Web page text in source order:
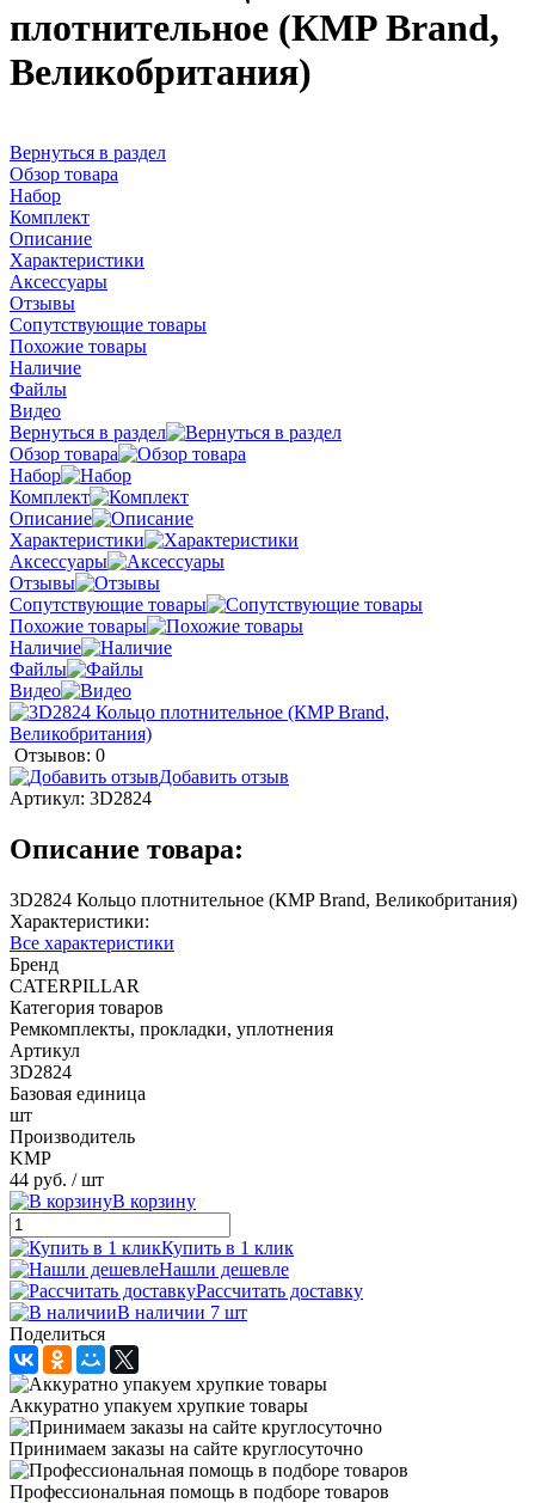
плотнительное (КMP Brand,
Великобритания)
Вернуться в раздел
Обзор товара
Набор
Комплект
Описание
Характеристики
Аксессуары
Отзывы
Сопутствующие товары
Похожие товары
Наличие
Файлы
Видео
Вернуться в раздел
Обзор товара
Набор
Комплект
Описание
Характеристики
Аксессуары
Отзывы
Сопутствующие товары
Похожие товары
Наличие
Файлы
Видео
Отзывов: 0
Добавить отзыв
Артикул: 3D2824
Описание товара:
3D2824 Кольцо плотнительное (КMP Brand, Великобритания)
Характеристики:
Все характеристики
Бренд
CATERPILLAR
Категория товаров
Ремкомплекты, прокладки, уплотнения
Артикул
3D2824
Базовая единица
шт
Производитель
KMP
44 руб. / шт
В корзину
Купить в 1 клик
Нашли дешевле
Рассчитать доставку
В наличии 7 шт
Поделиться
Аккуратно упакуем хрупкие товары
Принимаем заказы на сайте круглосуточно
Профессиональная помощь в подборе товаров